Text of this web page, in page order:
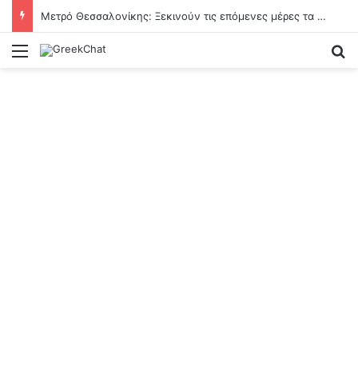
Μετρό Θεσσαλονίκης: Ξεκινούν τις επόμενες μέρες τα δοκιμαστικά δρομολόγια επέκτασης προς Καλαμαριά
Menu